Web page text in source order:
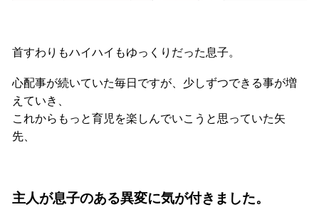
首すわりもハイハイもゆっくりだった息子。
心配事が続いていた毎日ですが、少しずつできる事が増
えていき、
これからもっと育児を楽しんでいこうと思っていた矢
先、
主人が息子のある異変に気が付きました。